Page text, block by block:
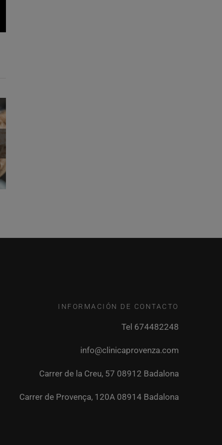
INFORMACIÓN DE CONTACTO
Tel 674482248
info@clinicaprovenza.com
Carrer de la Creu, 57 08912 Badalona
Carrer de Provença, 120A 08914 Badalona